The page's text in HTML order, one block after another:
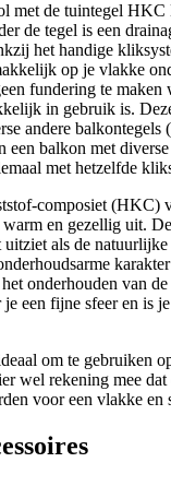
met de tuintegel
de tegel is een
het handige
op je vlakke
fundering te maken
in gebruik is.
andere balkontegels
een balkon met
met hetzelfde
composiet (HKC)
en gezellig uit.
als de
onderhouden van
je een fijne sfeer en is
om te gebruiken
wel rekening mee dat
voor een vlakke en